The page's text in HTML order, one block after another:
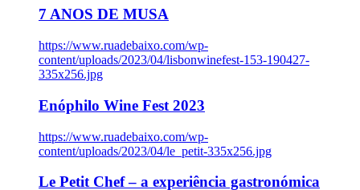
7 ANOS DE MUSA
https://www.ruadebaixo.com/wp-
content/uploads/2023/04/lisbonwinefest-153-190427-
335x256.jpg
Enóphilo Wine Fest 2023
https://www.ruadebaixo.com/wp-
content/uploads/2023/04/le_petit-335x256.jpg
Le Petit Chef – a experiência gastronómica